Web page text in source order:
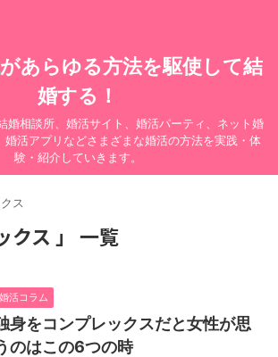
あらゆる方法を駆使して結
婚する！
婚相談所、婚活サイト、婚活パーティ、ネット婚
活アプリなどさまざまな婚活の方法を実践・体
験・紹介していきます。
ス
クス 」 一覧
婚活コラム
身をコンプレックスだと女性が思
のはこの6つの時